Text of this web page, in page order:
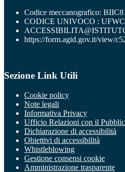
Codice meccanografico:
CODICE UNIVOCO :
https://form.agid.gov.it/view/
Sezione Link Utili
Cookie policy
Note legali
Informativa Privacy
Ufficio Relazioni con il
Dichiarazione di accessibilità
Obiettivi di accessibilità
Whistleblowing
Gestione consensi cookie
Amministrazione trasparente